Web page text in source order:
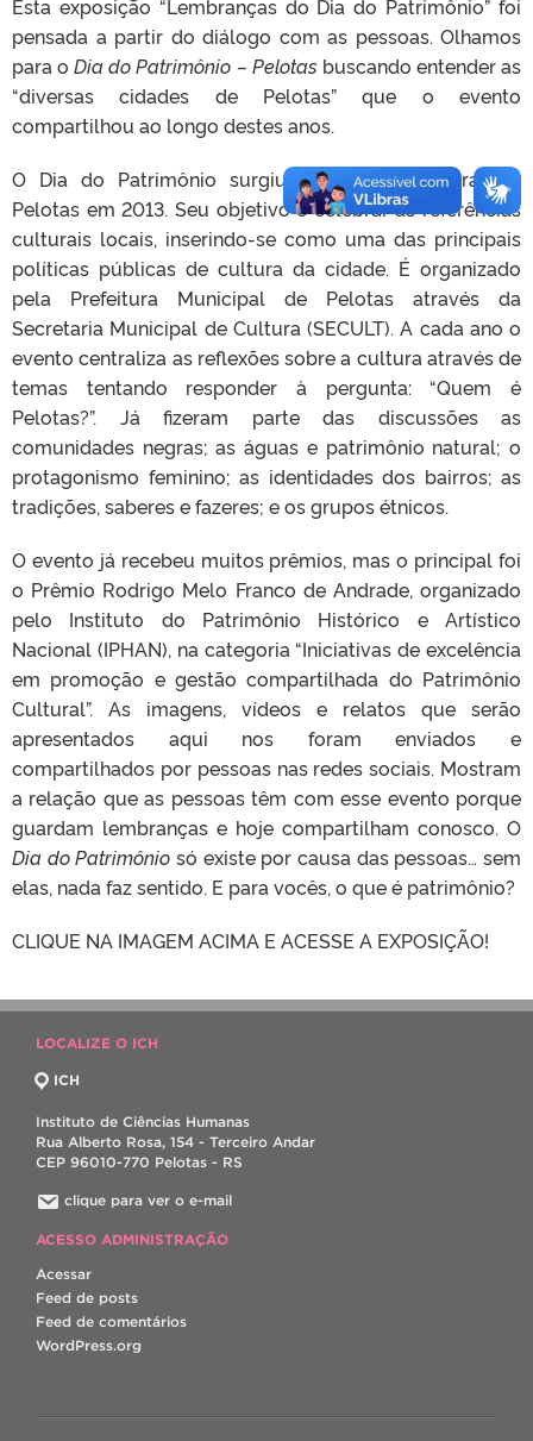
Esta exposição “Lembranças do Dia do Patrimônio” foi
pensada a partir do diálogo com as pessoas. Olhamos
para oDia do Patrimônio – Pelotasbuscando entender as
“diversas cidades de Pelotas” que o evento
compartilhou ao longo destes anos.
O Dia do Patrimônio surgiu na agenda cultural de
Pelotas em 2013. Seu objetivo é celebrar as referências
culturais locais, inserindo-se como uma das principais
políticas públicas de cultura da cidade. É organizado
pela Prefeitura Municipal de Pelotas através da
Secretaria Municipal de Cultura (SECULT). A cada ano o
evento centraliza as reflexões sobre a cultura através de
temas tentando responder à pergunta: “Quem é
Pelotas?”. Já fizeram parte das discussões as
comunidades negras; as águas e patrimônio natural; o
protagonismo feminino; as identidades dos bairros; as
tradições, saberes e fazeres; e os grupos étnicos.
O evento já recebeu muitos prêmios, mas o principal foi
o Prêmio Rodrigo Melo Franco de Andrade, organizado
pelo Instituto do Patrimônio Histórico e Artístico
Nacional (IPHAN), na categoria “Iniciativas de excelência
em promoção e gestão compartilhada do Patrimônio
Cultural”. As imagens, vídeos e relatos que serão
apresentados aqui nos foram enviados e
compartilhados por pessoas nas redes sociais. Mostram
a relação que as pessoas têm com esse evento porque
guardam lembranças e hoje compartilham conosco. O
Dia do Patrimônio só existe por causa das pessoas… sem
elas, nada faz sentido. E para vocês, o que é patrimônio?
CLIQUE NA IMAGEM ACIMA E ACESSE A EXPOSIÇÃO!
LOCALIZE O ICH
ICH
Instituto de Ciências Humanas
Rua Alberto Rosa, 154 - Terceiro Andar
CEP 96010-770 Pelotas - RS
clique para ver o e-mail
ACESSO ADMINISTRAÇÃO
Acessar
Feed de posts
Feed de comentários
WordPress.org